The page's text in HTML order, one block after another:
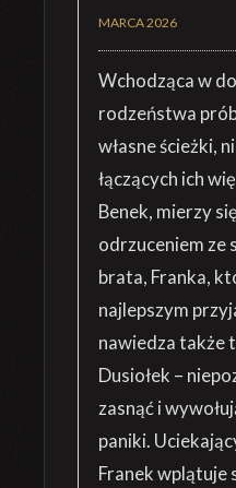
MARCA 2026
Wchodząca w
rodzeństwa
własne ścieżki,
łączących ich
Benek, mierzy
odrzuceniem ze
brata, Franka,
najlepszym
nawiedza także
Dusiołek –
zasnąć i
paniki.
Franek wplątuje